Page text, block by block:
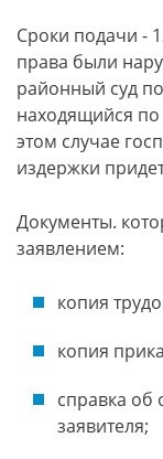
Сроки подачи -
права были
районный суд
находящийся
этом случае
издержки
Документы.
заявлением:
копия
копия
справка об
заявителя;